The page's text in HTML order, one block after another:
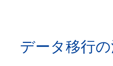
データ移行